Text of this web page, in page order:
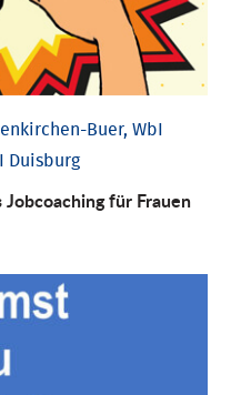
Buer, WbI
Duisburg
für Frauen